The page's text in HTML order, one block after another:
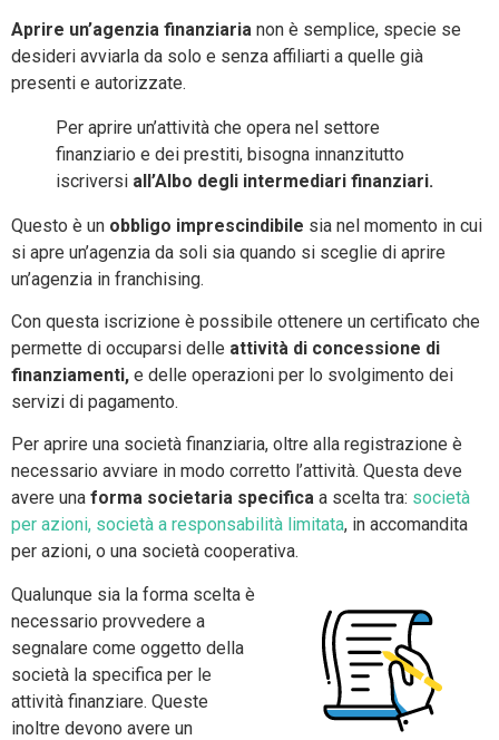
Aprire un’agenzia finanziaria non è semplice, specie se
desideri avviarla da solo e senza affiliarti a quelle già
presenti e autorizzate.
Per aprire un’attività che opera nel settore
finanziario e dei prestiti, bisogna innanzitutto
iscriversi all’Albo degli intermediari finanziari.
Questo è un obbligo imprescindibile sia nel momento in cui
si apre un’agenzia da soli sia quando si sceglie di aprire
un’agenzia in franchising.
Con questa iscrizione è possibile ottenere un certificato che
permette di occuparsi delle attività di concessione di
finanziamenti, e delle operazioni per lo svolgimento dei
servizi di pagamento.
Per aprire una società finanziaria, oltre alla registrazione è
necessario avviare in modo corretto l’attività. Questa deve
avere una forma societaria specifica a scelta tra: società
per azioni, società a responsabilità limitata, in accomandita
per azioni, o una società cooperativa.
Qualunque sia la forma scelta è
necessario provvedere a
segnalare come oggetto della
società la specifica per le
attività finanziare. Queste
inoltre devono avere un